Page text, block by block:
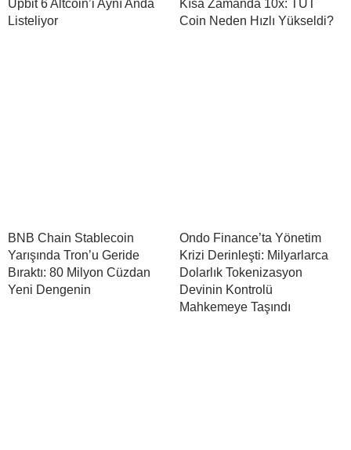
Upbit 6 Altcoin’i Aynı Anda
Listeliyor
Kısa Zamanda 10x: TUT
Coin Neden Hızlı Yükseldi?
BNB Chain Stablecoin
Yarışında Tron’u Geride
Bıraktı: 80 Milyon Cüzdan
Yeni Dengenin
Ondo Finance’ta Yönetim
Krizi Derinleşti: Milyarlarca
Dolarlık Tokenizasyon
Devinin Kontrolü
Mahkemeye Taşındı